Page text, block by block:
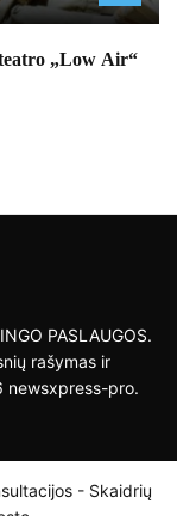
„Low Air“
PASLAUGOS.
rašymas ir
newsxpress-pro.
- Skaidrių